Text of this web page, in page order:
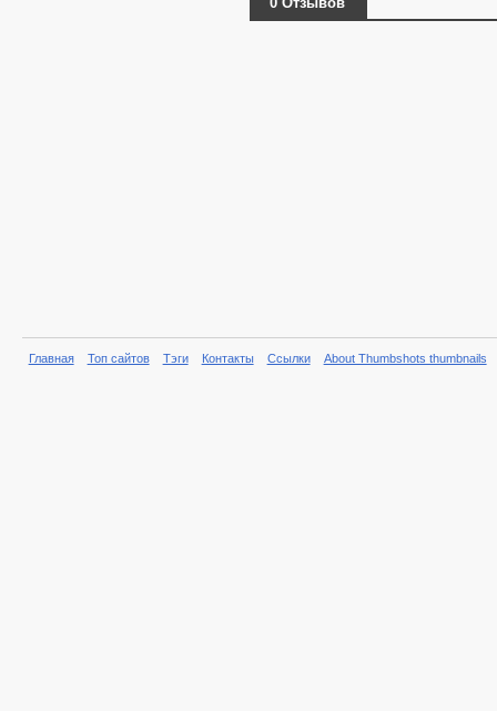
Главная Топ сайтов Тэги Контакты Ссылки About Thumbshots thumbnails